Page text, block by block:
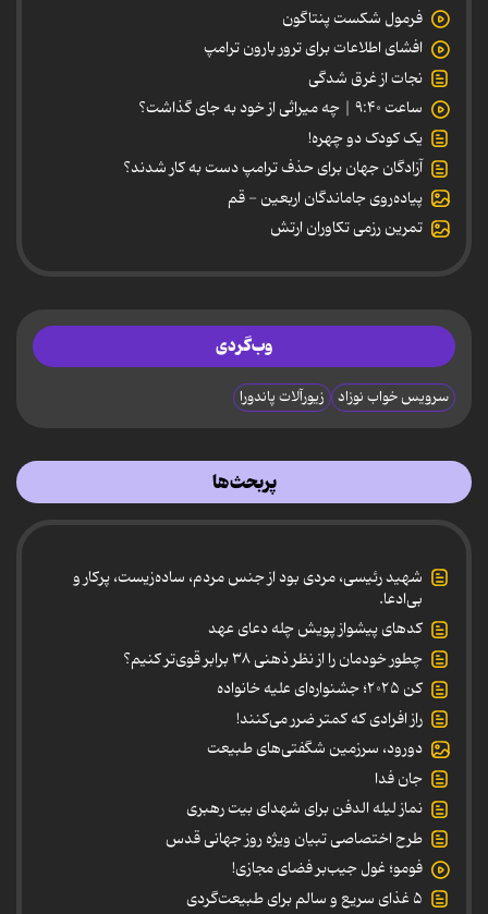
فرمول شکست پنتاگون
افشای اطلاعات برای ترور بارون ترامپ
نجات از غرق شدگی
ساعت ۹:۴۰ | چه میراثی از خود به جای گذاشت؟
یک کودک دو چهره!
آزادگان جهان برای حذف ترامپ دست به کار شدند؟
پیاده‌روی جاماندگان اربعین - قم
تمرین رزمی تکاوران ارتش
وب‌گردی
سرویس خواب نوزاد زیورآلات پاندورا
پربحث‌ها
شهید رئیسی، مردی بود از جنس مردم، ساده‌زیست، پرکار و
بی‌ادعا.
کدهای پیشواز پویش چله دعای عهد
چطور خودمان را از نظر ذهنی ۳۸ برابر قوی‌تر کنیم؟
کن ۲۰۲۵؛ جشنواره‌ای علیه خانواده
راز افرادی که کمتر ضرر می‌کنند!
دورود، سرزمین شگفتی‌های طبیعت
جان فدا
نماز لیله الدفن برای شهدای بیت رهبری
طرح اختصاصی تبیان ویژه روز جهانی قدس
فومو؛ غول جیب‌بر فضای مجازی!
۵ غذای سریع و سالم برای طبیعت‌گردی